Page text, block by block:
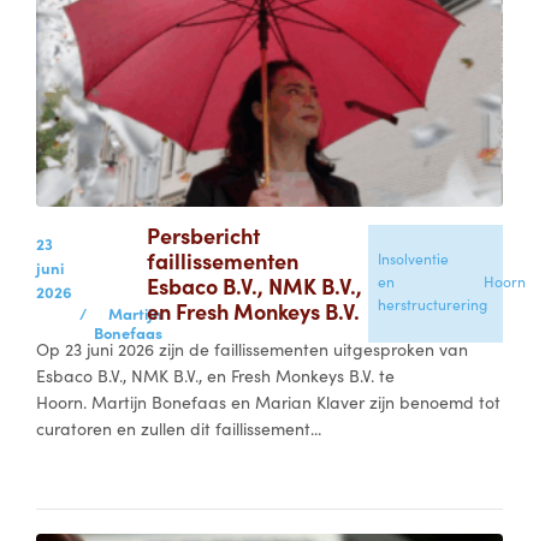
23
juni
2026
/
Martijn
Bonefaas
Persbericht
faillissementen
Esbaco B.V., NMK B.V.,
en Fresh Monkeys B.V.
Insolventie
en
herstructurering
Hoorn
Op 23 juni 2026 zijn de faillissementen uitgesproken van
Esbaco B.V., NMK B.V., en Fresh Monkeys B.V. te
Hoorn. Martijn Bonefaas en Marian Klaver zijn benoemd tot
curatoren en zullen dit faillissement...